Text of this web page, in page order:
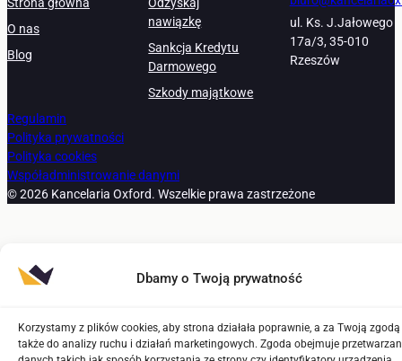
Dbamy o Twoją prywatność
Korzystamy z plików cookies, aby strona działała poprawnie, a za Twoją zgodą
także do analizy ruchu i działań marketingowych. Zgoda obejmuje
O nas
Blog
nawiązkę
Sankcja Kredytu
Darmowego
Szkody majątkowe
ul. Ks. J.Jałowego
17a/3, 35-010
Rzeszów
© 2026 Kancelaria Oxford. Wszelkie prawa zastrzeżone
Regulamin
Polityka prywatności
Polityka cookies
Współadministrowanie danymi